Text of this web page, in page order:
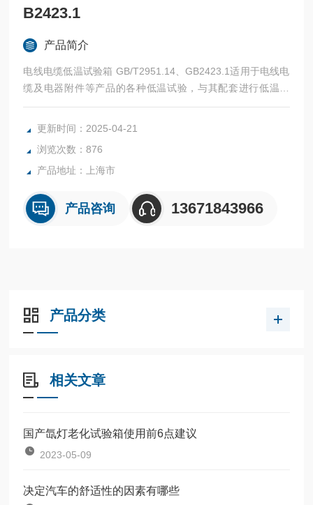
B2423.1
产品简介
电线电缆低温试验箱 GB/T2951.14、GB2423.1适用于电线电
缆及电器附件等产品的各种低温试验，与其配套进行低温冲
击、低温弯曲试验和卷绕试验。
更新时间：2025-04-21
浏览次数：876
产品地址：上海市
产品咨询 13671843966
产品分类
相关文章
国产氙灯老化试验箱使用前6点建议
2023-05-09
决定汽车的舒适性的因素有哪些